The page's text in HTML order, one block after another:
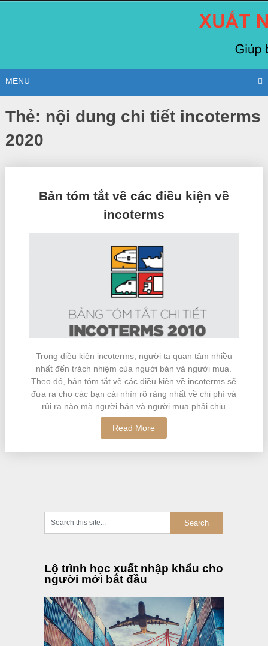
MENU
Thẻ: nội dung chi tiết incoterms
2020
Bản tóm tắt về các điều kiện về
incoterms
Trong điều kiện incoterms, người ta quan tâm nhiều
nhất đến trách nhiệm của người bán và người mua.
Theo đó, bản tóm tắt về các điều kiện về incoterms sẽ
đưa ra cho các bạn cái nhìn rõ ràng nhất về chi phí và
rủi ra nào mà người bán và người mua phải chịu
Read More
navigation
Lộ trình học xuất nhập khẩu cho
người mới bắt đầu